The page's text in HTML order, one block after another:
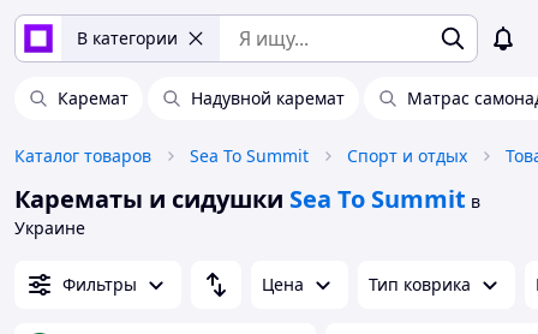
В категории
Каремат Надувной каремат Матрас
Каталог товаров Sea To Summit Спорт и отдых
Карематы и сидушки Sea To Summit в
Украине
Фильтры Цена Тип коврика